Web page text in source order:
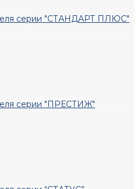
серии "СТАНДАРТ ПЛЮС"
серии "ПРЕСТИЖ"